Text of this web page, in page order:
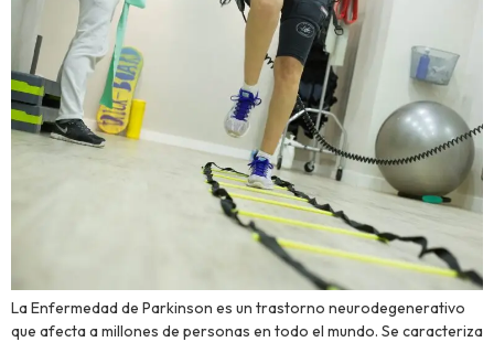
La Enfermedad de Parkinson es un trastorno neurodegenerativo
que afecta a millones de personas en todo el mundo. Se caracteriza